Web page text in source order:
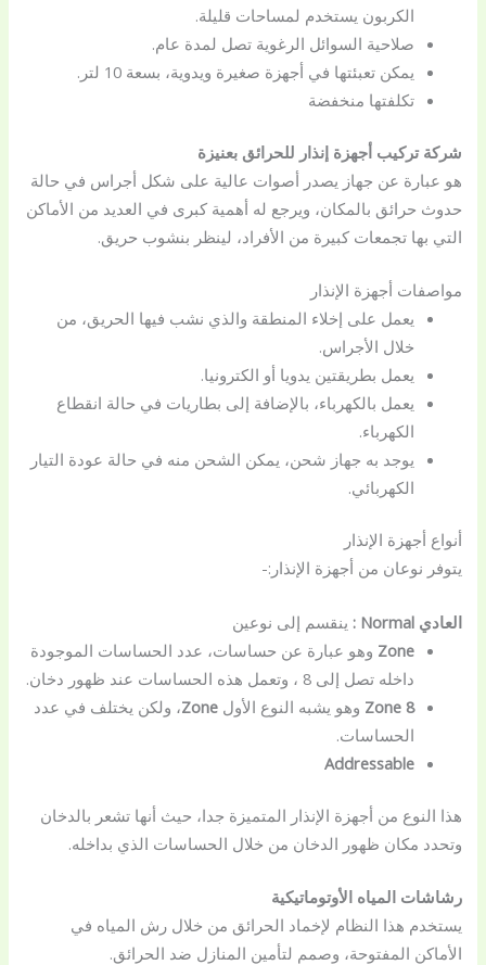
الكربون يستخدم لمساحات قليلة.
صلاحية السوائل الرغوية تصل لمدة عام.
يمكن تعبئتها في أجهزة صغيرة ويدوية، بسعة 10 لتر.
تكلفتها منخفضة
شركة تركيب أجهزة إنذار للحرائق بعنيزة
هو عبارة عن جهاز يصدر أصوات عالية على شكل أجراس في حالة
حدوث حرائق بالمكان، ويرجع له أهمية كبرى في العديد من الأماكن
التي بها تجمعات كبيرة من الأفراد، لينظر بنشوب حريق.
مواصفات أجهزة الإنذار
يعمل على إخلاء المنطقة والذي نشب فيها الحريق، من
خلال الأجراس.
يعمل بطريقتين يدويا أو الكترونيا.
يعمل بالكهرباء، بالإضافة إلى بطاريات في حالة انقطاع
الكهرباء.
يوجد به جهاز شحن، يمكن الشحن منه في حالة عودة التيار
الكهربائي.
أنواع أجهزة الإنذار
يتوفر نوعان من أجهزة الإنذار:-
العاديNormal :
ينقسم إلى نوعين
Zone وهو عبارة عن حساسات، عدد الحساسات الموجودة
داخله تصل إلى 8 ، وتعمل هذه الحساسات عند ظهور دخان.
Zone 8 وهو يشبه النوع الأولZone، ولكن يختلف في عدد
الحساسات.
Addressable
هذا النوع من أجهزة الإنذار المتميزة جدا، حيث أنها تشعر بالدخان
وتحدد مكان ظهور الدخان من خلال الحساسات الذي بداخله.
رشاشات المياه الأوتوماتيكية
يستخدم هذا النظام لإخماد الحرائق من خلال رش المياه في
الأماكن المفتوحة، وصمم لتأمين المنازل ضد الحرائق.